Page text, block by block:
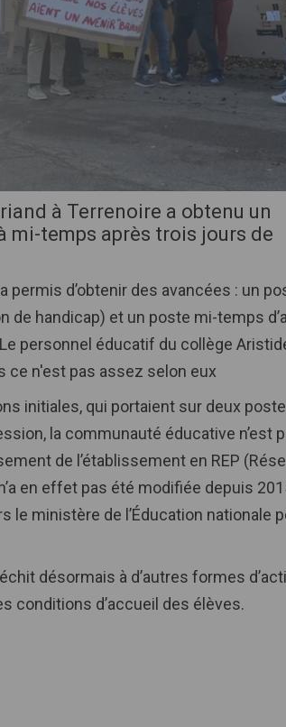
à Terrenoire a obtenu un
mi-temps après trois jours de
permis d’obtenir des avancées : un
de handicap) et un poste mi-temps
personnel éducatif du collège
ce n'est pas assez selon eux
initiales, qui portaient sur deux
la communauté éducative n’est
de l’établissement en REP
en effet pas été modifiée depuis
le ministère de l’Éducation nationale
désormais à d’autres formes
conditions d’accueil des élèves.